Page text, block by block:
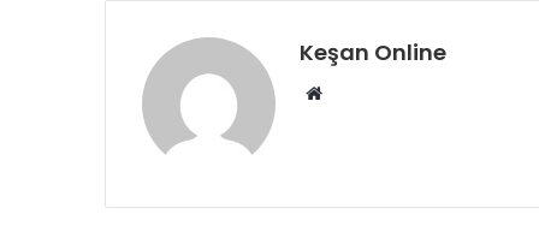
Keşan Online
Web